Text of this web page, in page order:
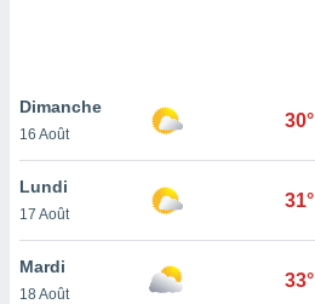
pas
de
à
cas,
Dimanche
16 Août
30°
Lundi
17 Août
31°
Mardi
18 Août
33°